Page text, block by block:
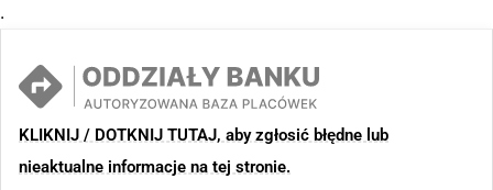
.
KLIKNIJ / DOTKNIJ TUTAJ, aby zgłosić błędne lub
nieaktualne informacje na tej stronie.